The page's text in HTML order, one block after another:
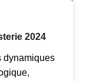
2024
dynamiques